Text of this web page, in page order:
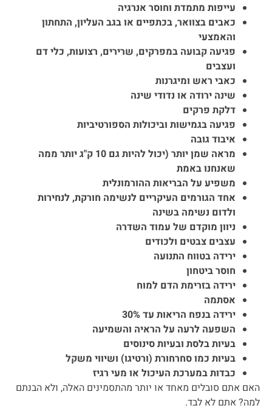
עייפות מתמדת וחוסר אנרגיה
כאבים בצוואר, בכתפיים או בגב העליון, התחתון
והאמצעי
פגיעה קבועה במפרקים, שרירים, רצועות, כלי דם
ועצבים
כאבי ראש ומיגרנות
שינה ירודה או נדודי שינה
דלקת פרקים
פגיעה בגמישות וביכולות הספורטיביות
איבוד גובה
מראה שמן יותר (יכול להיות גם 10 ק"ג יותר ממה
שאנחנו באמת
משפיע על הבריאות ההורמונלית
אחד הגורמים העיקריים לנשימה חורקת, לנחירות
ולדום נשימה בשינה
ניוון מוקדם של עמוד השדרה
עצבים צבטים ולכודים
ירידה בטווח התנועה
חוסר ביטחון
ירידה בזרימת הדם למוח
אסתמה
ירידה בנפח הריאות עד 30%
השפעה לרעה על הראיה והשמיעה
בעיות בלסת ובעיות סינוסים
בעיות כמו סחרחורת (ורטיגו) ושיווי משקל
כבדות במערכת העיכול או מעי רגיז
האם אתם סובלים מאחד או יותר מהתסמינים האלה, ולא הבנתם
למה? אתם לא לבד.